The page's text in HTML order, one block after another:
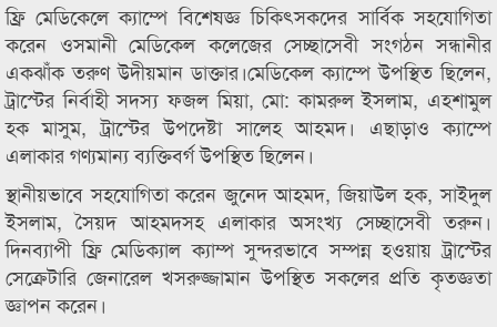
ফ্রি মেডিকেলে ক্যাম্পে বিশেষজ্ঞ চিকিৎসকদের সার্বিক সহযোগিতা
করেন ওসমানী মেডিকেল কলেজের সেচ্ছাসেবী সংগঠন সন্ধানীর
একঝাঁক তরুণ উদীয়মান ডাক্তার।মেডিকেল ক্যাম্পে উপস্থিত ছিলেন,
ট্রাস্টের নির্বাহী সদস্য ফজল মিয়া, মো: কামরুল ইসলাম, এহশামুল
হক মাসুম, ট্রাস্টের উপদেষ্টা সালেহ আহমদ। এছাড়াও ক্যাম্পে
এলাকার গণ্যমান্য ব্যক্তিবর্গ উপস্থিত ছিলেন।
স্থানীয়ভাবে সহযোগিতা করেন জুনেদ আহমদ, জিয়াউল হক, সাইদুল
ইসলাম, সৈয়দ আহমদসহ এলাকার অসংখ্য সেচ্ছাসেবী তরুন।
দিনব্যাপী ফ্রি মেডিক্যাল ক্যাম্প সুন্দরভাবে সম্পন্ন হওয়ায় ট্রাস্টের
সেক্রেটারি জেনারেল খসরুজ্জামান উপস্থিত সকলের প্রতি কৃতজ্ঞতা
জ্ঞাপন করেন।